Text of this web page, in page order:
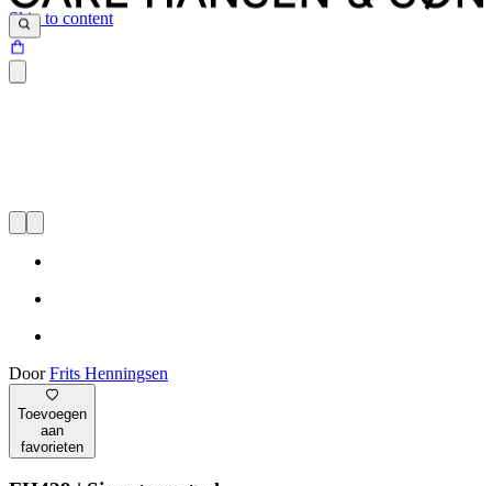
Skip to content
DoorFrits Henningsen
Toevoegen
aan
favorieten